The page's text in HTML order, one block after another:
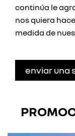
continúa le
nos quiera
medida de
enviar una